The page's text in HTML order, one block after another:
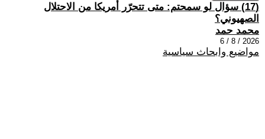
(17) سؤال لو سمحتم: متى تتحرّر أمريكا من الاحتلال
الصهيوني؟
محمد حمد
2026 / 8 / 6
مواضيع وابحاث سياسية